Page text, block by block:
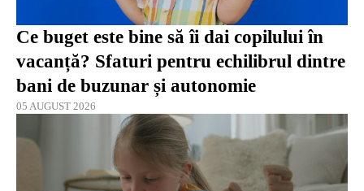
Ce buget este bine să îi dai copilului în
vacanță? Sfaturi pentru echilibrul dintre
bani de buzunar și autonomie
05 AUGUST 2026